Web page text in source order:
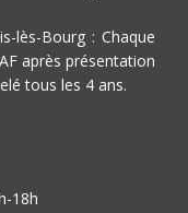
lès-Bourg : Chaque
après présentation
tous les 4 ans.
18h